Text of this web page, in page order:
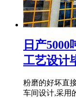
日产5000
工艺设计
粉磨的好坏直
车间设计,采用